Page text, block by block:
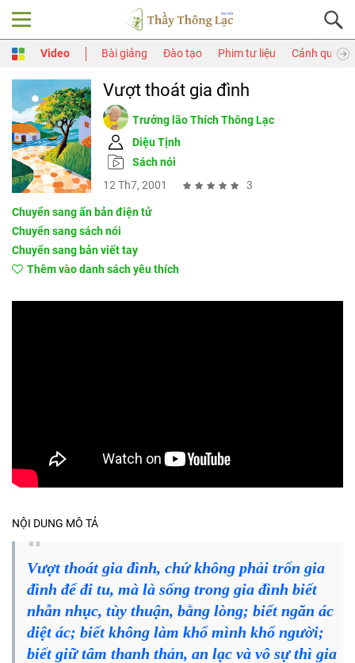
Video Bài giảng Đào tạo Phim tư liệu Cảnh quay
Vượt thoát gia đình
Trưởng lão Thích Thông Lạc
Diệu Tịnh
Sách nói
12 Th7, 2001
3
Chuyển sang ấn bản điện tử
Chuyển sang sách nói
Chuyển sang bản viết tay
Thêm vào danh sách yêu thích
NỘI DUNG MÔ TẢ
Vượt thoát gia đình, chứ không phải trốn gia
đình để đi tu, mà là sống trong gia đình biết
nhẫn nhục, tùy thuận, bằng lòng; biết ngăn ác
diệt ác; biết không làm khổ mình khổ người;
biết giữ tâm thanh thản, an lạc và vô sự thì gia